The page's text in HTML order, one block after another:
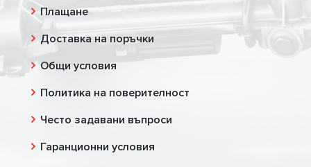
Плащане
Доставка на поръчки
Общи условия
Политика на поверителност
Често задавани въпроси
Гаранционни условия